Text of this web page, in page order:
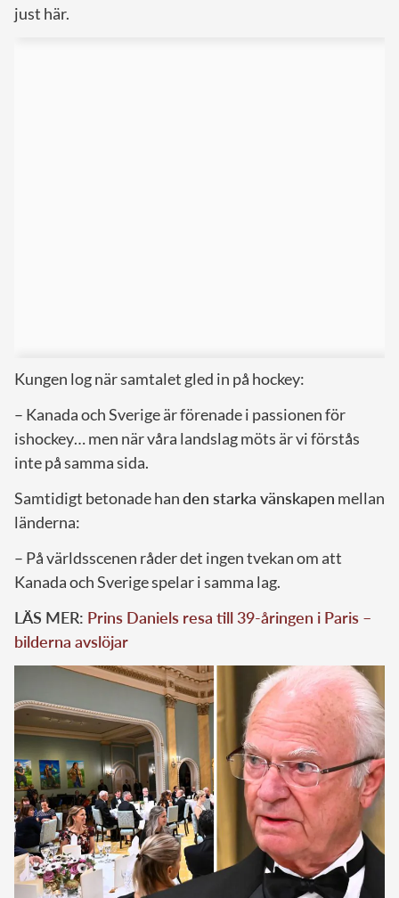
just här.
Kungen log när samtalet gled in på hockey:
– Kanada och Sverige är förenade i passionen för
ishockey… men när våra landslag möts är vi förstås
inte på samma sida.
Samtidigt betonade handen starka vänskapen mellan
länderna:
– På världsscenen råder det ingen tvekan om att
Kanada och Sverige spelar i samma lag.
LÄS MER: Prins Daniels resa till 39-åringen i Paris –
bilderna avslöjar